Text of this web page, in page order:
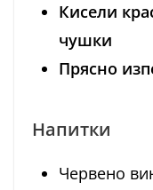
Кисели
чушки
Прясно
Напитки
Червено